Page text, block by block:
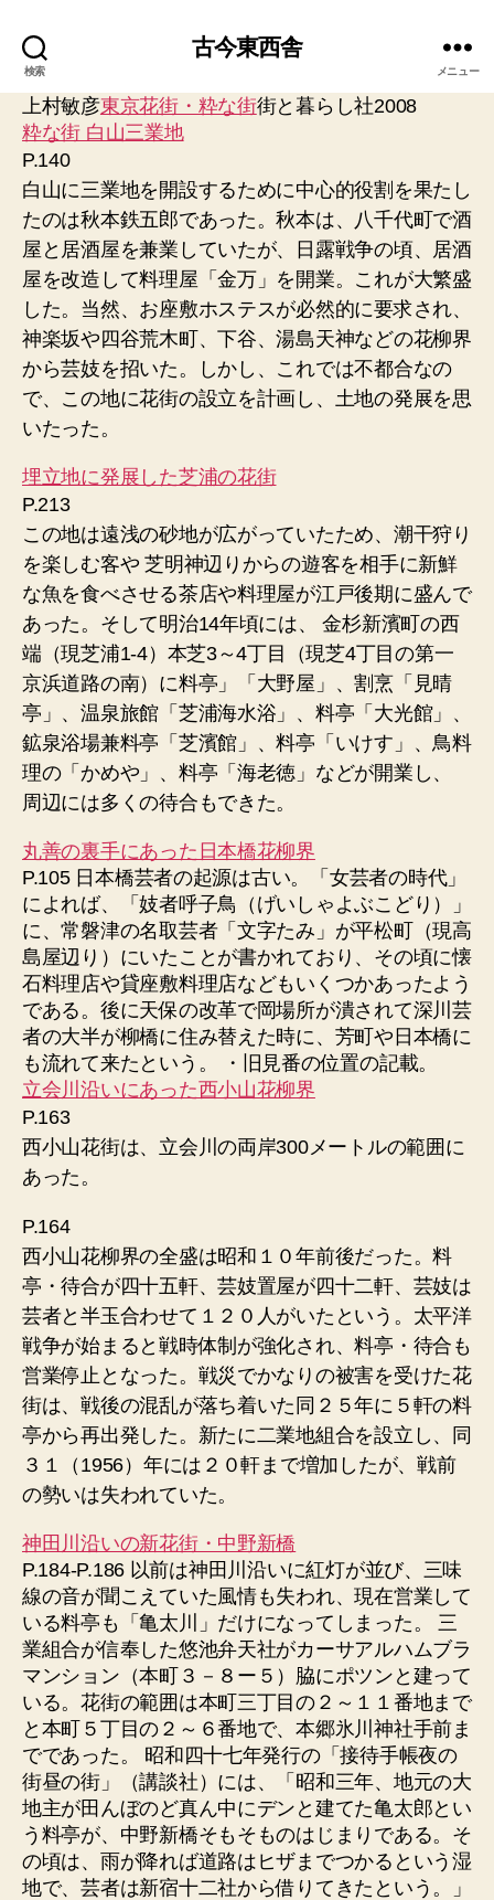
検索
古今東西舎
メニュー
上村敏彦東京花街・粋な街街と暮らし社2008
粋な街 白山三業地
P.140
白山に三業地を開設するために中心的役割を果たし
たのは秋本鉄五郎であった。秋本は、八千代町で酒
屋と居酒屋を兼業していたが、日露戦争の頃、居酒
屋を改造して料理屋「金万」を開業。これが大繁盛
した。当然、お座敷ホステスが必然的に要求され、
神楽坂や四谷荒木町、下谷、湯島天神などの花柳界
から芸妓を招いた。しかし、これでは不都合なの
で、この地に花街の設立を計画し、土地の発展を思
いたった。
埋立地に発展した芝浦の花街
P.213
この地は遠浅の砂地が広がっていたため、潮干狩り
を楽しむ客や 芝明神辺りからの遊客を相手に新鮮
な魚を食べさせる茶店や料理屋が江戸後期に盛んで
あった。そして明治14年頃には、 金杉新濱町の西
端（現芝浦1-4）本芝3～4丁目（現芝4丁目の第一
京浜道路の南）に料亭」「大野屋」、割烹「見晴
亭」、温泉旅館「芝浦海水浴」、料亭「大光館」、
鉱泉浴場兼料亭「芝濱館」、料亭「いけす」、鳥料
理の「かめや」、料亭「海老徳」などが開業し、
周辺には多くの待合もできた。
丸善の裏手にあった日本橋花柳界
P.105 日本橋芸者の起源は古い。「女芸者の時代」
によれば、「妓者呼子鳥（げいしゃよぶこどり）」
に、常磐津の名取芸者「文字たみ」が平松町（現高
島屋辺り）にいたことが書かれており、その頃に懐
石料理店や貸座敷料理店などもいくつかあったよう
である。後に天保の改革で岡場所が潰されて深川芸
者の大半が柳橋に住み替えた時に、芳町や日本橋に
も流れて来たという。 ・旧見番の位置の記載。
立会川沿いにあった西小山花柳界
P.163
西小山花街は、立会川の両岸300メートルの範囲に
あった。
P.164
西小山花柳界の全盛は昭和１０年前後だった。料
亭・待合が四十五軒、芸妓置屋が四十二軒、芸妓は
芸者と半玉合わせて１２０人がいたという。太平洋
戦争が始まると戦時体制が強化され、料亭・待合も
営業停止となった。戦災でかなりの被害を受けた花
街は、戦後の混乱が落ち着いた同２５年に５軒の料
亭から再出発した。新たに二業地組合を設立し、同
３１（1956）年には２０軒まで増加したが、戦前
の勢いは失われていた。
神田川沿いの新花街・中野新橋
P.184-P.186 以前は神田川沿いに紅灯が並び、三味
線の音が聞こえていた風情も失われ、現在営業して
いる料亭も「亀太川」だけになってしまった。 三
業組合が信奉した悠池弁天社がカーサアルハムブラ
マンション（本町３－８ー５）脇にポツンと建って
いる。花街の範囲は本町三丁目の２～１１番地まで
と本町５丁目の２～６番地で、本郷氷川神社手前ま
でであった。 昭和四十七年発行の「接待手帳夜の
街昼の街」（講談社）には、「昭和三年、地元の大
地主が田んぼのど真ん中にデンと建てた亀太郎とい
う料亭が、中野新橋そもそものはじまりである。そ
の頃は、雨が降れば道路はヒザまでつかるという湿
地で、芸者は新宿十二社から借りてきたという。」